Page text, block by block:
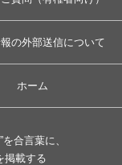
の外部送信について
ホーム
合言葉に、
掲載する